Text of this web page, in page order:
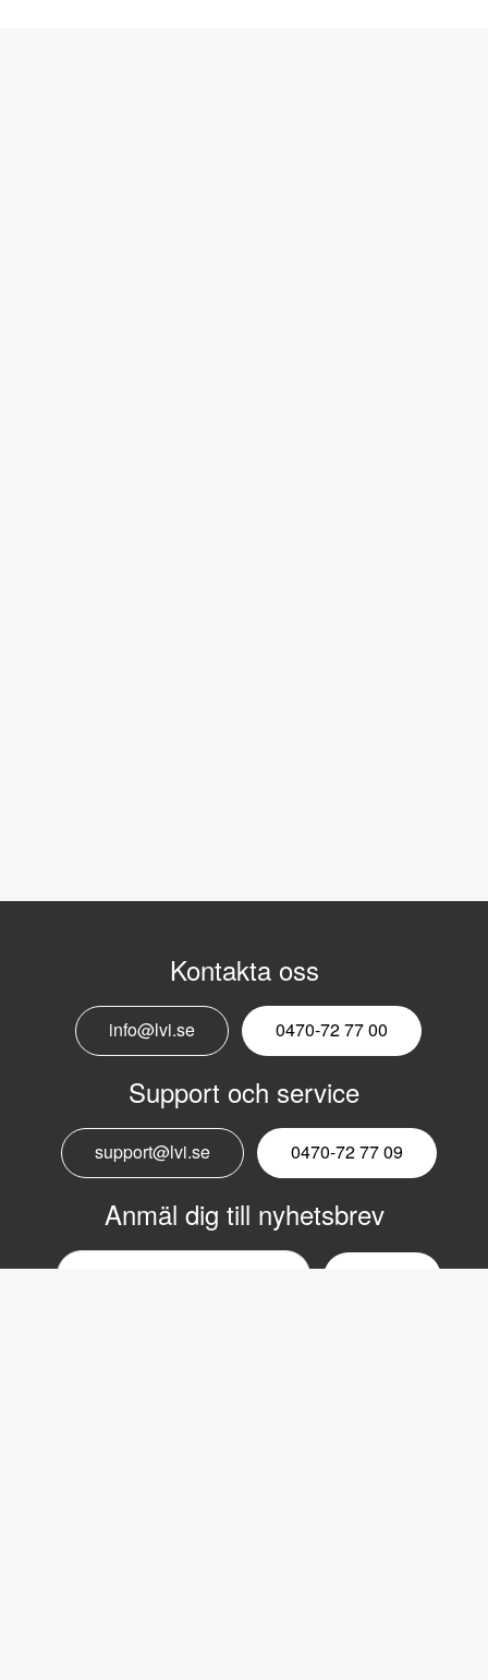
Kontakta oss
info@lvi.se 0470-72 77 00
Support och service
support@lvi.se 0470-72 77 09
Anmäl dig till nyhetsbrev
Email